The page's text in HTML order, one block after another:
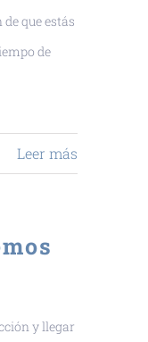
que estás
de
Leer más
y llegar